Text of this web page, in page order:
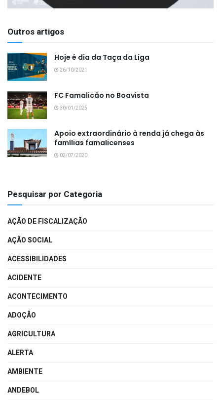
Outros artigos
Hoje é dia da Taça da Liga
26/10/2021
FC Famalicão no Boavista
30/01/2025
Apoio extraordinário à renda já chega às
famílias famalicenses
02/07/2020
Pesquisar por Categoria
AÇÃO DE FISCALIZAÇÃO
AÇÃO SOCIAL
ACESSIBILIDADES
ACIDENTE
ACONTECIMENTO
ADOÇÃO
AGRICULTURA
ALERTA
AMBIENTE
ANDEBOL